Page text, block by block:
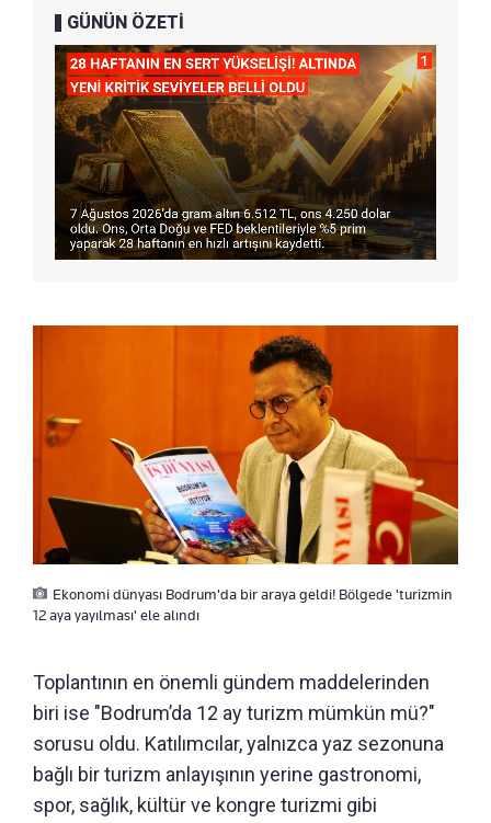
GÜNÜN ÖZETİ
Ekonomi dünyası Bodrum'da bir araya geldi! Bölgede 'turizmin
12 aya yayılması' ele alındı
Toplantının en önemli gündem maddelerinden
biri ise "Bodrum’da 12 ay turizm mümkün mü?"
sorusu oldu. Katılımcılar, yalnızca yaz sezonuna
bağlı bir turizm anlayışının yerine gastronomi,
spor, sağlık, kültür ve kongre turizmi gibi